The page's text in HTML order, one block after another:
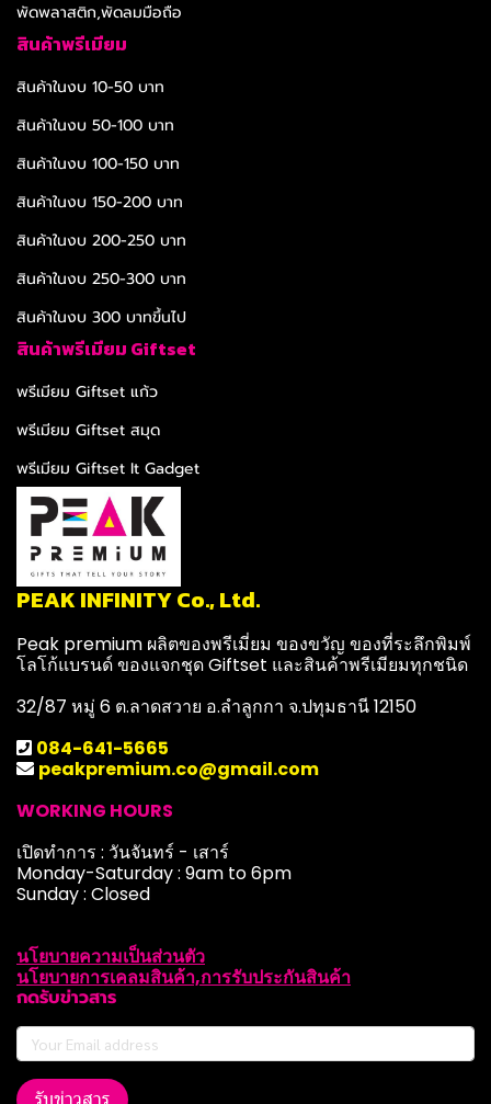
พัดพลาสติก,พัดลมมือถือ
สินค้าพรีเมียม
สินค้าในงบ 10-50 บาท
สินค้าในงบ 50-100 บาท
สินค้าในงบ 100-150 บาท
สินค้าในงบ 150-200 บาท
สินค้าในงบ 200-250 บาท
สินค้าในงบ 250-300 บาท
สินค้าในงบ 300 บาทขึ้นไป
สินค้าพรีเมียม Giftset
พรีเมียม Giftset แก้ว
พรีเมียม Giftset สมุด
พรีเมียม Giftset It Gadget
PEAK INFINITY Co., Ltd.
Peak premium ผลิตของพรีเมี่ยม ของขวัญ ของที่ระลึกพิมพ์
โลโก้แบรนด์ ของแจกชุด Giftset และสินค้าพรีเมียมทุกชนิด
32/87 หมู่ 6 ต.ลาดสวาย อ.ลำลูกกา จ.ปทุมธานี 12150
084-641-5665
peakpremium.co@gmail.com
WORKING HOURS
เปิดทำการ : วันจันทร์ - เสาร์
Monday-Saturday : 9am to 6pm
Sunday : Closed
นโยบายความเป็นส่วนตัว
นโยบายการเคลมสินค้า,การรับประกันสินค้า
กดรับข่าวสาร